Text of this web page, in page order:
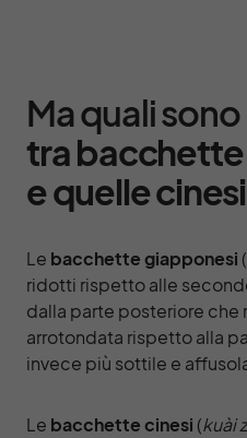
Ma quali sono
tra
e quelle cinesi
Le bacchette giapponesi (
ridotti rispetto alle
dalla parte posteriore che
arrotondata rispetto alla
invece più sottile e
Le bacchette cinesi (kuài